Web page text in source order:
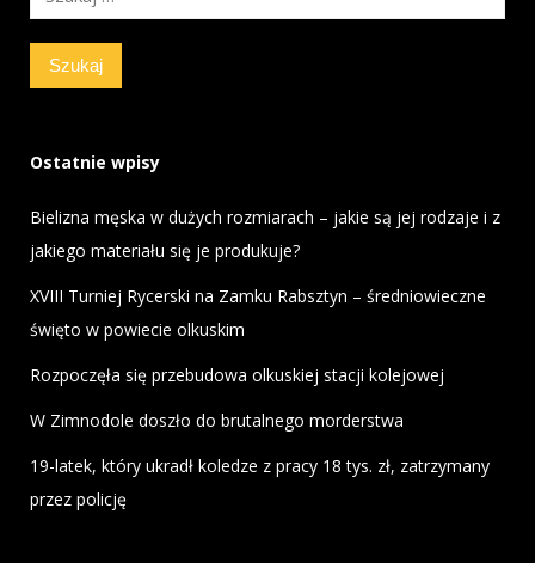
Ostatnie wpisy
Bielizna męska w dużych rozmiarach – jakie są jej rodzaje i z
jakiego materiału się je produkuje?
XVIII Turniej Rycerski na Zamku Rabsztyn – średniowieczne
święto w powiecie olkuskim
Rozpoczęła się przebudowa olkuskiej stacji kolejowej
W Zimnodole doszło do brutalnego morderstwa
19-latek, który ukradł koledze z pracy 18 tys. zł, zatrzymany
przez policję